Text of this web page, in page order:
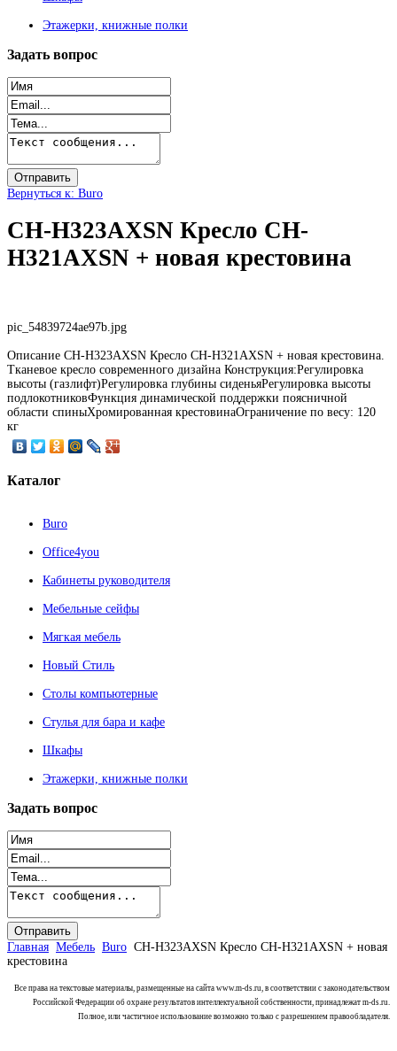
Этажерки, книжные полки
Задать вопрос
Вернуться к: Buro
CH-H323AXSN Кресло CH-
H321AXSN + новая крестовина
pic_54839724ae97b.jpg
Описание CH-H323AXSN Кресло CH-H321AXSN + новая крестовина.
Тканевое кресло современного дизайна Конструкция:Регулировка
высоты (газлифт)Регулировка глубины сиденьяРегулировка высоты
подлокотниковФункция динамической поддержки поясничной
области спиныХромированная крестовинаОграничение по весу: 120
кг
Каталог
Buro
Office4you
Кабинеты руководителя
Мебельные сейфы
Мягкая мебель
Новый Стиль
Столы компьютерные
Стулья для бара и кафе
Шкафы
Этажерки, книжные полки
Задать вопрос
Главная Мебель Buro CH-H323AXSN Кресло CH-H321AXSN + новая
крестовина
Все права на текстовые материалы, размещенные на сайта www.m-ds.ru, в соответствии с законодательством
Российской Федерации об охране результатов интеллектуальной собственности, принадлежат m-ds.ru.
Полное, или частичное использование возможно только с разрешением правообладателя.